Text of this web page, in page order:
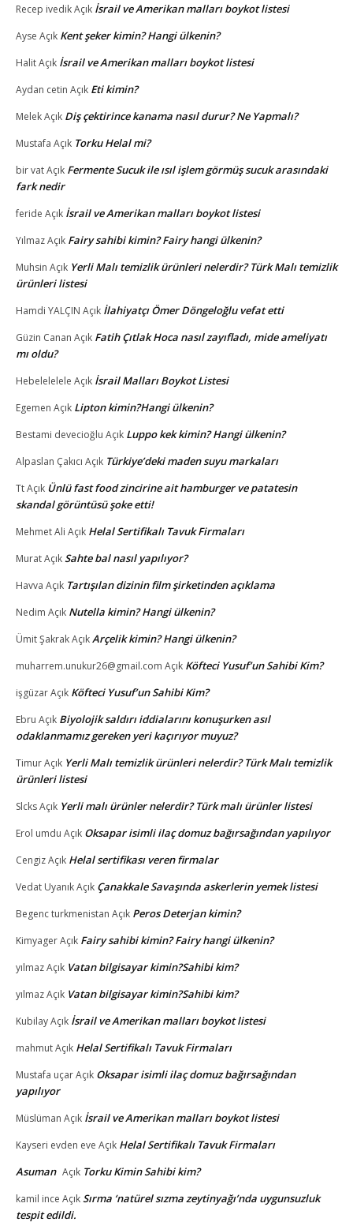
Recep ivedikAçık İsrail ve Amerikan malları boykot listesi
Ayse Açık Kent şeker kimin? Hangi ülkenin?
HalitAçık İsrail ve Amerikan malları boykot listesi
Aydan cetin Açık Eti kimin?
MelekAçık Diş çektirince kanama nasıl durur? Ne Yapmalı?
Mustafa Açık Torku Helal mi?
bir vatAçık Fermente Sucuk ile ısıl işlem görmüş sucuk arasındaki
fark nedir
feride Açık İsrail ve Amerikan malları boykot listesi
YılmazAçık Fairy sahibi kimin? Fairy hangi ülkenin?
Muhsin Açık Yerli Malı temizlik ürünleri nelerdir? Türk Malı temizlik
ürünleri listesi
Hamdi YALÇIN Açık İlahiyatçı Ömer Döngeloğlu vefat etti
Güzin Canan Açık Fatih Çıtlak Hoca nasıl zayıfladı, mide ameliyatı
mı oldu?
Hebelelelele Açık İsrail Malları Boykot Listesi
Egemen Açık Lipton kimin?Hangi ülkenin?
Bestami devecioğlu Açık Luppo kek kimin? Hangi ülkenin?
Alpaslan Çakıcı Açık Türkiye’deki maden suyu markaları
TtAçık Ünlü fast food zincirine ait hamburger ve patatesin
skandal görüntüsü şoke etti!
Mehmet Ali Açık Helal Sertifikalı Tavuk Firmaları
MuratAçıkSahte bal nasıl yapılıyor?
Havva Açık Tartışılan dizinin film şirketinden açıklama
Nedim Açık Nutella kimin? Hangi ülkenin?
Ümit ŞakrakAçıkArçelik kimin? Hangi ülkenin?
muharrem.unukur26@gmail.com Açık Köfteci Yusuf’un Sahibi Kim?
işgüzarAçık Köfteci Yusuf’un Sahibi Kim?
Ebru Açık Biyolojik saldırı iddialarını konuşurken asıl
odaklanmamız gereken yeri kaçırıyor muyuz?
TimurAçık Yerli Malı temizlik ürünleri nelerdir? Türk Malı temizlik
ürünleri listesi
SlcksAçık Yerli malı ürünler nelerdir? Türk malı ürünler listesi
Erol umdu Açık Oksapar isimli ilaç domuz bağırsağından yapılıyor
CengizAçık Helal sertifikası veren firmalar
Vedat UyanıkAçık Çanakkale Savaşında askerlerin yemek listesi
Begenc turkmenistan Açık Peros Deterjan kimin?
KimyagerAçık Fairy sahibi kimin? Fairy hangi ülkenin?
yılmazAçık Vatan bilgisayar kimin?Sahibi kim?
yılmazAçık Vatan bilgisayar kimin?Sahibi kim?
KubilayAçık İsrail ve Amerikan malları boykot listesi
mahmutAçık Helal Sertifikalı Tavuk Firmaları
Mustafa uçarAçık Oksapar isimli ilaç domuz bağırsağından
yapılıyor
Müslüman Açık İsrail ve Amerikan malları boykot listesi
Kayseri evden eve Açık Helal Sertifikalı Tavuk Firmaları
Asuman Açık Torku Kimin Sahibi kim?
kamil ince AçıkSırma ‘natürel sızma zeytinyağı’nda uygunsuzluk
tespit edildi.